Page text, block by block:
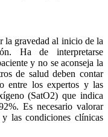
la gravedad al inicio de la
Ha de interpretarse
y no se aconseja la
de salud deben contar
entre los expertos y las
(SatO2) que indica
Es necesario valorar
las condiciones clínicas